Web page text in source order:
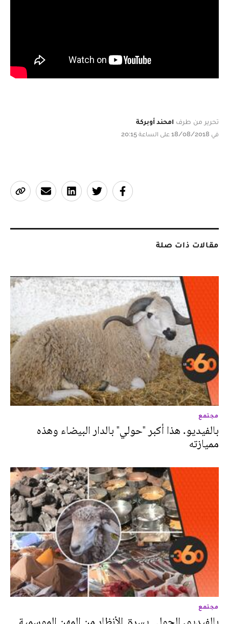
تحرير من طرف امحند أوبركة
في 18/08/2018 على الساعة 20:15
مقالات ذات صلة
مجتمع
بالفيديو. هذا أكبر "حولي" بالدار البيضاء وهذه
مميازته
مجتمع